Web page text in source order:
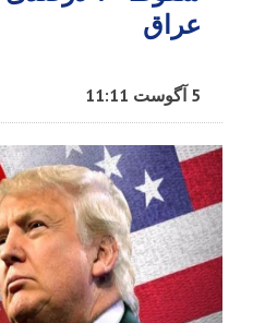
عراق
5 آگوست 11:11